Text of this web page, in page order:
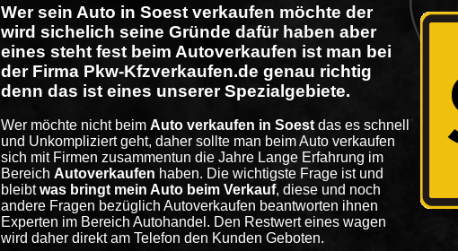
Wer sein Auto in Soest verkaufen möchte der
wird sichelich seine Gründe dafür haben aber
eines steht fest beim Autoverkaufen ist man bei
der Firma Pkw-Kfzverkaufen.de genau richtig
denn das ist eines unserer Spezialgebiete.
Wer möchte nicht beim Auto verkaufen in Soestdas es schnell
und Unkompliziert geht, daher sollte man beim Auto verkaufen
sich mit Firmen zusammentun die Jahre Lange Erfahrung im
Bereich Autoverkaufen haben. Die wichtigste Frage ist und
bleibtwas bringt mein Auto beim Verkauf, diese und noch
andere Fragen bezüglich Autoverkaufen beantworten ihnen
Experten im Bereich Autohandel. Den Restwert eines wagen
wird daher direkt am Telefon den Kunden Geboten.